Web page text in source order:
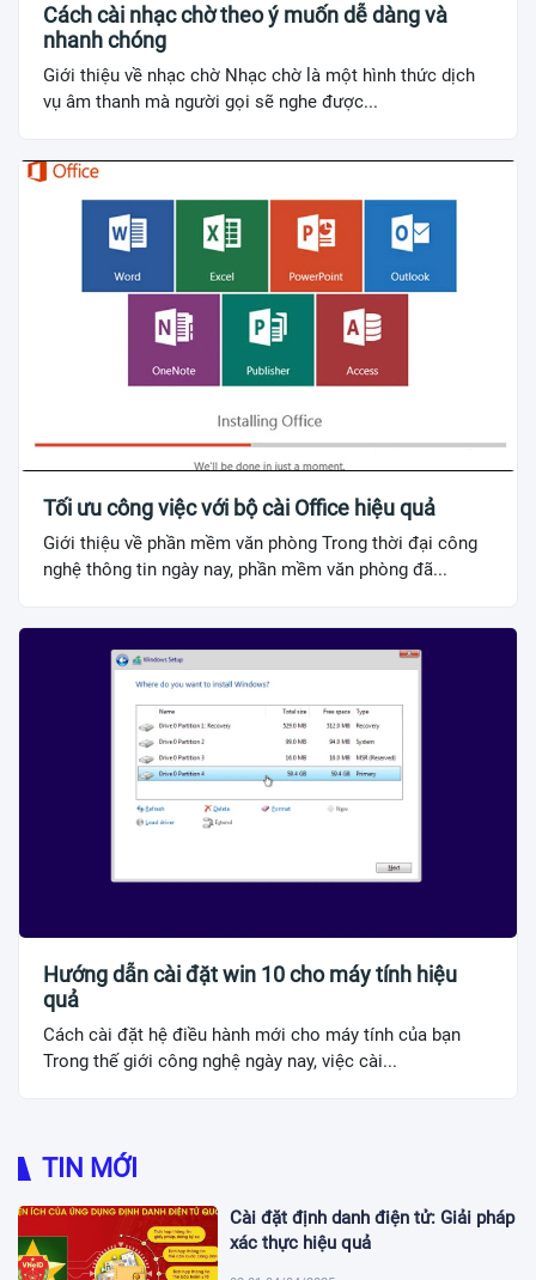
Cách cài nhạc chờ theo ý muốn dễ dàng và
nhanh chóng
Giới thiệu về nhạc chờ Nhạc chờ là một hình thức dịch
vụ âm thanh mà người gọi sẽ nghe được...
Tối ưu công việc với bộ cài Office hiệu quả
Giới thiệu về phần mềm văn phòng Trong thời đại công
nghệ thông tin ngày nay, phần mềm văn phòng đã...
Hướng dẫn cài đặt win 10 cho máy tính hiệu
quả
Cách cài đặt hệ điều hành mới cho máy tính của bạn
Trong thế giới công nghệ ngày nay, việc cài...
TIN MỚI
Cài đặt định danh điện tử: Giải pháp
xác thực hiệu quả